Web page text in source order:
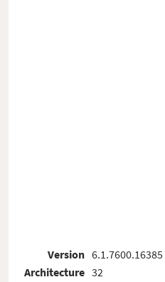
Version
Architecture
6.1.7600.16385
32